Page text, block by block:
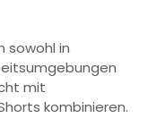
sowohl in
mit
kombinieren.